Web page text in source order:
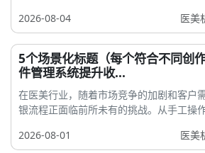
2026-08-04
医美
5个场景化标题（每个符合不同创
件管理系统提升收...
在医美行业，随着市场竞争的加剧和客户
银流程正面临前所未有的挑战。从手工操
2026-08-01
医美